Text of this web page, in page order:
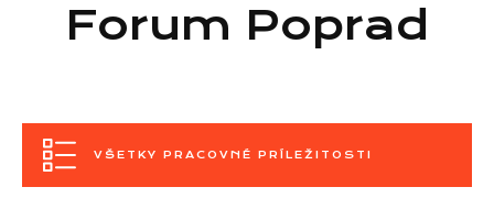
Forum Poprad
VŠETKY PRACOVNÉ PRÍLEŽITOSTI